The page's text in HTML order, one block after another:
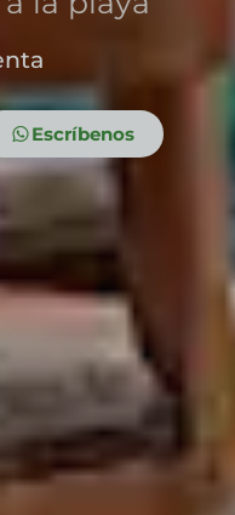
Escríbenos